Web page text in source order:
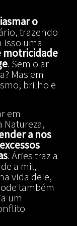
o
trazendo
isso uma
motricidade
. Sem o ar
Mas em
brilho e
em
a nos
. Áries traz a
a mil,
vida dele,
também
um